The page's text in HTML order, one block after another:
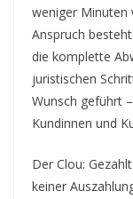
weniger Minuten
Anspruch
die komplette
juristischen
Wunsch geführt
Kundinnen und
Der Clou:
keiner